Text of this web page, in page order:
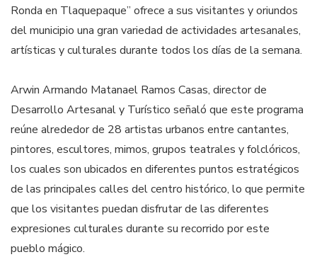
Ronda en Tlaquepaque” ofrece a sus visitantes y oriundos
del municipio una gran variedad de actividades artesanales,
artísticas y culturales durante todos los días de la semana.
Arwin Armando Matanael Ramos Casas, director de
Desarrollo Artesanal y Turístico señaló que este programa
reúne alrededor de 28 artistas urbanos entre cantantes,
pintores, escultores, mimos, grupos teatrales y folclóricos,
los cuales son ubicados en diferentes puntos estratégicos
de las principales calles del centro histórico, lo que permite
que los visitantes puedan disfrutar de las diferentes
expresiones culturales durante su recorrido por este
pueblo mágico.